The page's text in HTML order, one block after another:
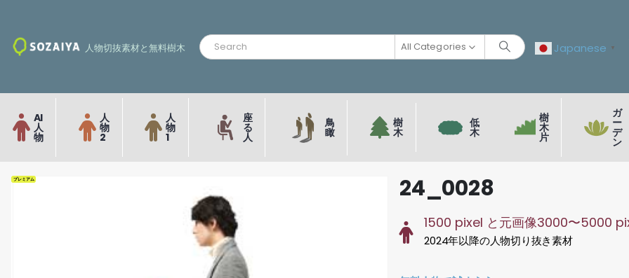
人物切抜素材と無料樹木 All Categories Japanese ▼
AI
人
物
人
物
2
人
物
1
座
る
人
鳥
瞰
樹
木
低
木
樹
木
片
ガ
ー
デ
ン
プレミアム 24_0028
1500 pixel と元画像3000〜5000
2024年以降の人物切り抜き素材